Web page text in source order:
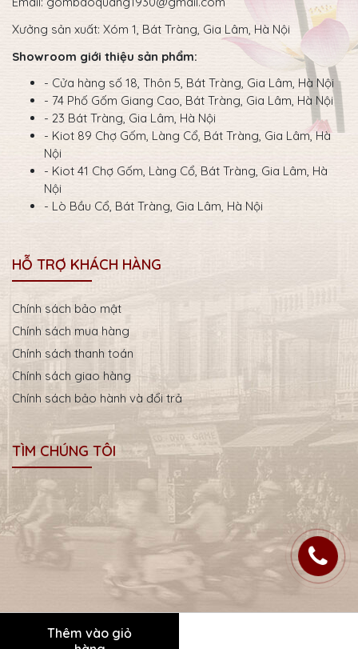
Xưởng sản xuất: Xóm 1, Bát Tràng, Gia Lâm, Hà Nội
Showroom giới thiệu sản phẩm:
- Cửa hàng số 18, Thôn 5, Bát Tràng, Gia Lâm, Hà Nội
- 74 Phố Gốm Giang Cao, Bát Tràng, Gia Lâm, Hà Nội
- 23 Bát Tràng, Gia Lâm, Hà Nội
- Kiot 89 Chợ Gốm, Làng Cổ, Bát Tràng, Gia Lâm, Hà
Nội
- Kiot 41 Chợ Gốm, Làng Cổ, Bát Tràng, Gia Lâm, Hà
Nội
- Lò Bầu Cổ, Bát Tràng, Gia Lâm, Hà Nội
HỖ TRỢ KHÁCH HÀNG
Chính sách bảo mật
Chính sách mua hàng
Chính sách thanh toán
Chính sách giao hàng
Chính sách bảo hành và đổi trả
TÌM CHÚNG TÔI
Thêm vào giỏ